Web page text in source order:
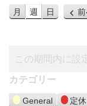
月 週 日
この期間内に設
カテゴリー
General 定